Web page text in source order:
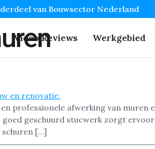
van Bouwsector Nederland
Video Reviews Werkgebied
professionele afwerking van
geschuurd stucwerk zorgt
schuren […]